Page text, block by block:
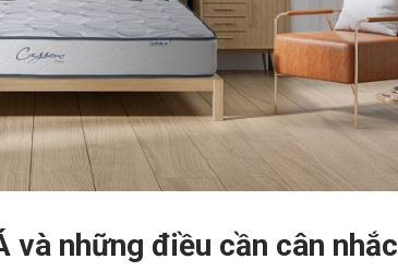
và những điều cần cân nhắc